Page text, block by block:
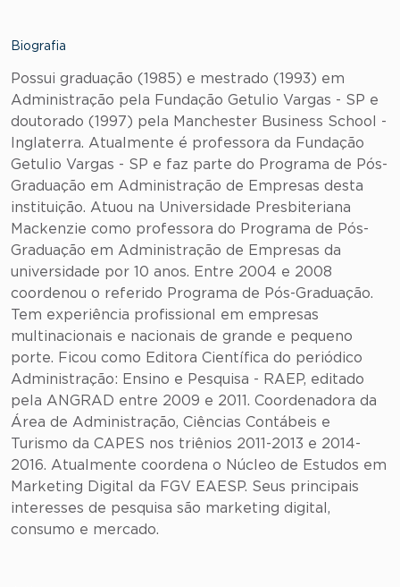
Biografia
Possui graduação (1985) e mestrado (1993) em
Administração pela Fundação Getulio Vargas - SP e
doutorado (1997) pela Manchester Business School -
Inglaterra. Atualmente é professora da Fundação
Getulio Vargas - SP e faz parte do Programa de Pós-
Graduação em Administração de Empresas desta
instituição. Atuou na Universidade Presbiteriana
Mackenzie como professora do Programa de Pós-
Graduação em Administração de Empresas da
universidade por 10 anos. Entre 2004 e 2008
coordenou o referido Programa de Pós-Graduação.
Tem experiência profissional em empresas
multinacionais e nacionais de grande e pequeno
porte. Ficou como Editora Científica do periódico
Administração: Ensino e Pesquisa - RAEP, editado
pela ANGRAD entre 2009 e 2011. Coordenadora da
Área de Administração, Ciências Contábeis e
Turismo da CAPES nos triênios 2011-2013 e 2014-
2016. Atualmente coordena o Núcleo de Estudos em
Marketing Digital da FGV EAESP. Seus principais
interesses de pesquisa são marketing digital,
consumo e mercado.